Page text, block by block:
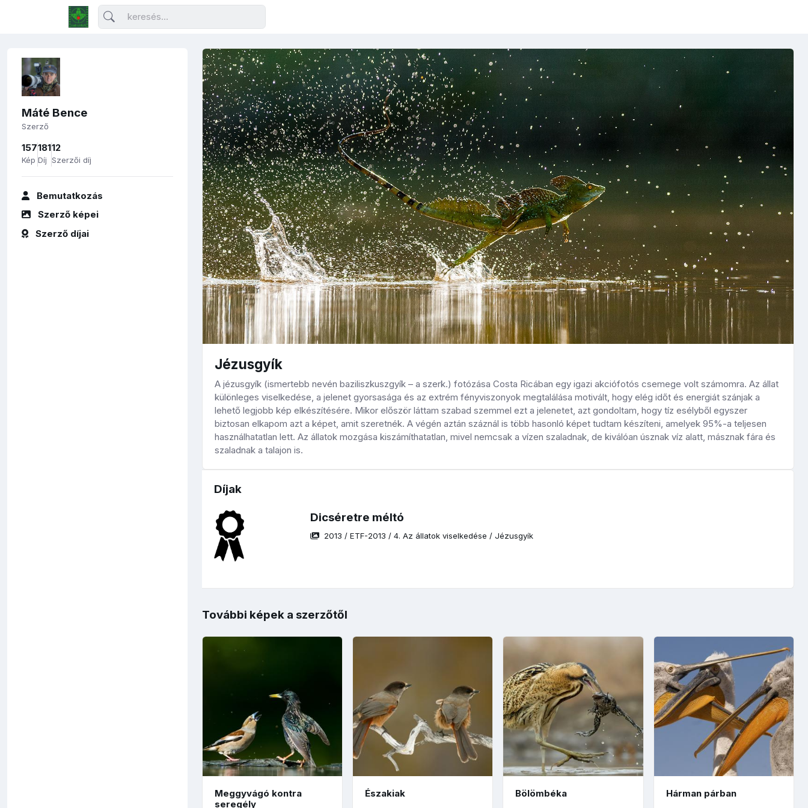
Máté Bence
Szerző
157
Kép
181
Díj
12
Szerzői díj
Bemutatkozás
Szerző képei
Szerző díjai
Jézusgyík
A jézusgyík (ismertebb nevén baziliszkuszgyík – a szerk.) fotózása Costa Ricában egy igazi akciófotós csemege volt számomra. Az állat
különleges viselkedése, a jelenet gyorsasága és az extrém fényviszonyok megtalálása motivált, hogy elég időt és energiát szánjak a
lehető legjobb kép elkészítésére. Mikor először láttam szabad szemmel ezt a jelenetet, azt gondoltam, hogy tíz esélyből egyszer
biztosan elkapom azt a képet, amit szeretnék. A végén aztán száznál is több hasonló képet tudtam készíteni, amelyek 95%-a teljesen
használhatatlan lett. Az állatok mozgása kiszámíthatatlan, mivel nemcsak a vízen szaladnak, de kiválóan úsznak víz alatt, másznak fára és
szaladnak a talajon is.
Díjak
Dicséretre méltó
2013 / ETF-2013 / 4. Az állatok viselkedése / Jézusgyík
További képek a szerzőtől
Meggyvágó kontra
seregély
Északiak Bölömbéka Hárman párban